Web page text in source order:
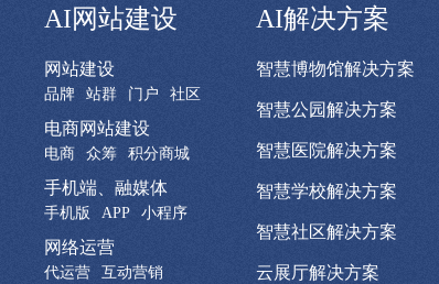
AI网站建设
网站建设
品牌 站群 门户 社区
电商网站建设
电商 众筹 积分商城
手机端、融媒体
手机版 APP 小程序
网络运营
代运营 互动营销
AI解决方案
智慧博物馆解决方案
智慧公园解决方案
智慧医院解决方案
智慧学校解决方案
智慧社区解决方案
云展厅解决方案